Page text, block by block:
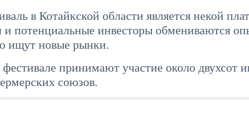
в Котайкской области является некой
и потенциальные инвесторы обмениваются
ищут новые рынки.
принимают участие около двухсот
союзов.